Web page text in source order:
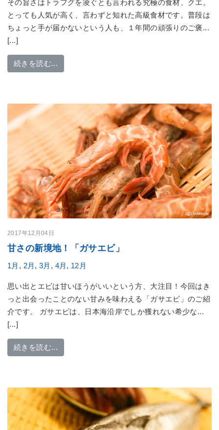
その旨さはトラフグを凌ぐとも言われる究極の食材、クエ。
とっても人気が高く、言わずと知れた高級食材です。普段は
ちょっと手が届かないという人も、１年間の頑張りのご褒...
[...]
続きを読む...
2017年12月04日
甘さの新境地！「ガサエビ」
1月 , 2月 , 3月 , 4月 , 12月
思い出とエビは甘いほうがいいという方、大注目！今回はき
っと出会ったことのない甘みを味わえる「ガサエビ」のご紹
介です。 ガサエビは、日本海沿岸でしか獲れない希少な...
[...]
続きを読む...